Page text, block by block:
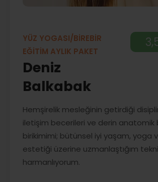
YÜZ YOGASI/BİREBİR
EĞİTİM AYLIK PAKET
Deniz
Balkabak
Hemşirelik mesleğinin getirdiği
iletişim becerileri ve derin anatomik
birikimimi; bütünsel iyi yaşam, yoga
estetiği üzerine uzmanlaştığım
harmanlıyorum.